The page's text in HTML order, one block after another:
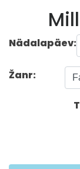
Nädalapäev:
Žanr: